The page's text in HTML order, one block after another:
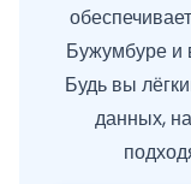
Бужумбуре и
Будь вы
данных,